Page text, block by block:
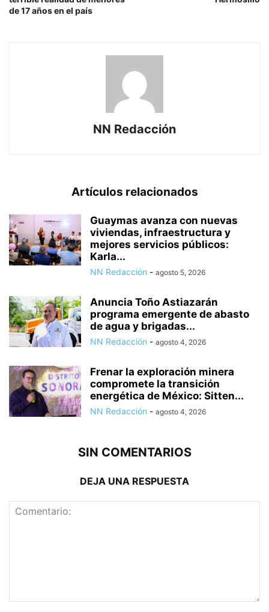
de 17 años en el país
NN Redacción
Artículos relacionados
Guaymas avanza con nuevas
viviendas, infraestructura y
mejores servicios públicos:
Karla...
NN Redacción - agosto 5, 2026
Anuncia Toño Astiazarán
programa emergente de abasto
de agua y brigadas...
NN Redacción - agosto 4, 2026
Frenar la exploración minera
compromete la transición
energética de México: Sitten...
NN Redacción - agosto 4, 2026
SIN COMENTARIOS
DEJA UNA RESPUESTA